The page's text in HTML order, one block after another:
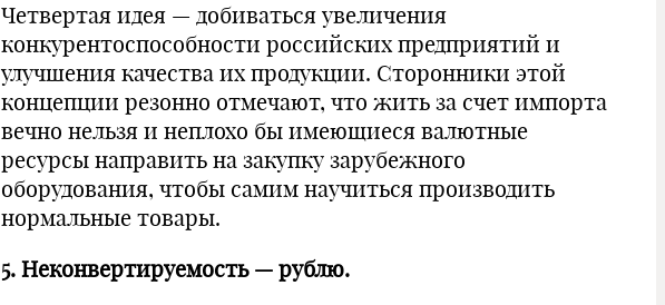
Четвертая идея — добиваться увеличения
конкурентоспособности российских предприятий и
улучшения качества их продукции. Сторонники этой
концепции резонно отмечают, что жить за счет импорта
вечно нельзя и неплохо бы имеющиеся валютные
ресурсы направить на закупку зарубежного
оборудования, чтобы самим научиться производить
нормальные товары.
5. Неконвертируемость — рублю.